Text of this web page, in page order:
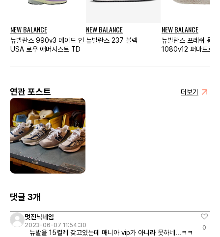
NEW BALANCE
뉴발란스 990v3 메이드 인
USA 로우 애머시스트 TD
NEW BALANCE
뉴발란스 237 블랙
NEW BALANCE
뉴발란스 프레쉬 폼 X
1080v12 퍼마프로
연관 포스트 더보기
댓글 3개
멋진닉네임
2023-06-07 11:54:30
뉴발을 15켤레 갖고있는데 매니아 vip가 아니라 못하네...ㅋㅋ
0